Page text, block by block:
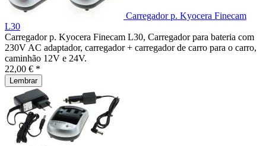
Carregador p. Kyocera Finecam
L30
Carregador p. Kyocera Finecam L30, Carregador para bateria com
230V AC adaptador, carregador + carregador de carro para o carro,
caminhão 12V e 24V.
22,00 € *
Lembrar